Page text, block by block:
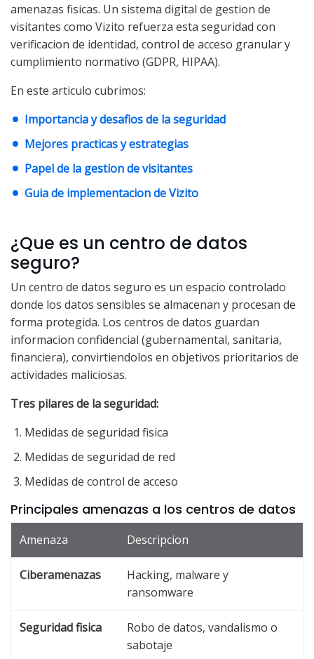
amenazas fisicas. Un sistema digital de gestion de
visitantes como Vizito refuerza esta seguridad con
verificacion de identidad, control de acceso granular y
cumplimiento normativo (GDPR, HIPAA).
En este articulo cubrimos:
Importancia y desafios de la seguridad
Mejores practicas y estrategias
Papel de la gestion de visitantes
Guia de implementacion de Vizito
¿Que es un centro de datos
seguro?
Un centro de datos seguro es un espacio controlado
donde los datos sensibles se almacenan y procesan de
forma protegida. Los centros de datos guardan
informacion confidencial (gubernamental, sanitaria,
financiera), convirtiendolos en objetivos prioritarios de
actividades maliciosas.
Tres pilares de la seguridad:
Medidas de seguridad fisica
Medidas de seguridad de red
Medidas de control de acceso
Principales amenazas a los centros de datos
Amenaza Descripcion
Ciberamenazas
Hacking, malware y
ransomware
Seguridad fisica
Robo de datos, vandalismo o
sabotaje